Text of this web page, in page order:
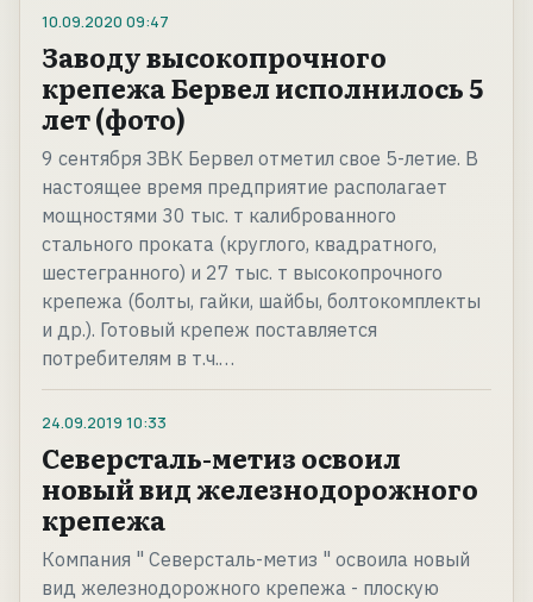
10.09.2020 09:47
Заводу высокопрочного
крепежа Бервел исполнилось 5
лет (фото)
9 сентября ЗВК Бервел отметил свое 5-летие. В
настоящее время предприятие располагает
мощностями 30 тыс. т калиброванного
стального проката (круглого, квадратного,
шестегранного) и 27 тыс. т высокопрочного
крепежа (болты, гайки, шайбы, болтокомплекты
и др.). Готовый крепеж поставляется
потребителям в т.ч.…
24.09.2019 10:33
Северсталь-метиз освоил
новый вид железнодорожного
крепежа
Компания " Северсталь-метиз " освоила новый
вид железнодорожного крепежа - плоскую